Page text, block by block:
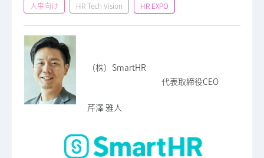
人事向け HR Tech Vision HR EXPO
（株）SmartHR
代表取締役CEO
芹澤 雅人